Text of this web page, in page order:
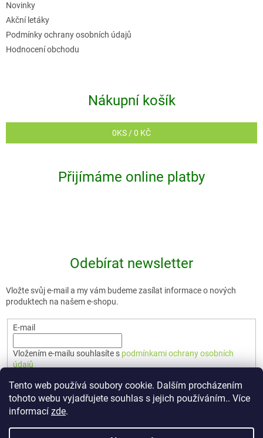
Tento web používá soubory cookie. Dalším procházením
tohoto webu vyjadřujete souhlas s jejich používáním.. Více
informací zde.
Novinky
Akční letáky
Podmínky ochrany osobních údajů
Hodnocení obchodu
Nákupní košík
0KS /0 KČ
Přijímáme online platby
Odebírat newsletter
Vložte svůj e-mail a my vám budeme zasílat informace o nových
produktech na našem e-shopu.
E-mail
Vložením e-mailu souhlasíte s podmínkami ochrany osobních
údajů
PŘIHLÁSIT SE